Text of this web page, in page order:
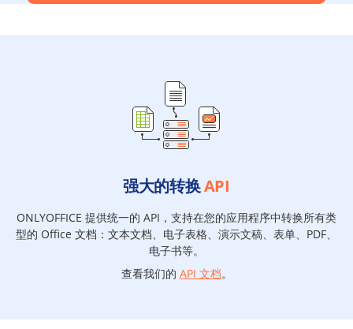
强大的转换API
ONLYOFFICE 提供统一的 API，支持在您的应用程序中转换所有类
型的 Office 文档：文本文档、电子表格、演示文稿、表单、PDF、
电子书等。
查看我们的 API 文档。